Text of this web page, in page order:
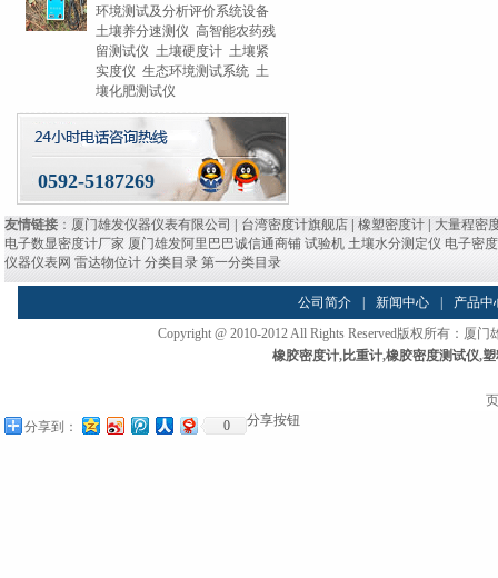
环境测试及分析评价系统设备
土壤养分速测仪 高智能农药残
留测试仪 土壤硬度计 土壤紧
实度仪 生态环境测试系统 土
壤化肥测试仪
0592-5187269
友情链接： 厦门雄发仪器仪表有限公司 台湾密度计旗舰店 橡塑密度计
大量程密
电子数显密度计厂家 厦门雄发阿里巴巴诚信通商铺 试验机 土壤水分测定仪 电子密
仪器仪表网 雷达物位计 分类目录 第一分类目录
公司简介 新闻中心
产品中
Copyright @ 2010-2012 All Rights Reserved版权所有：厦
橡胶密度计,比重计,橡胶密度测试仪,塑
分享到：
0 分享按钮